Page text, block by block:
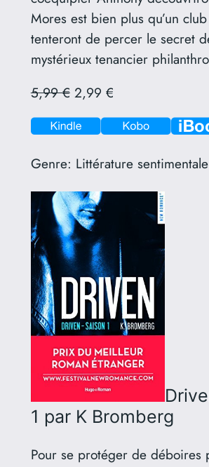
Mores est bien plus qu’un
tenteront de percer le secret
mystérieux tenancier
5,99 €2,99 €
Genre: Littérature sentimentale
1 par K Bromberg
Pour se protéger de déboires